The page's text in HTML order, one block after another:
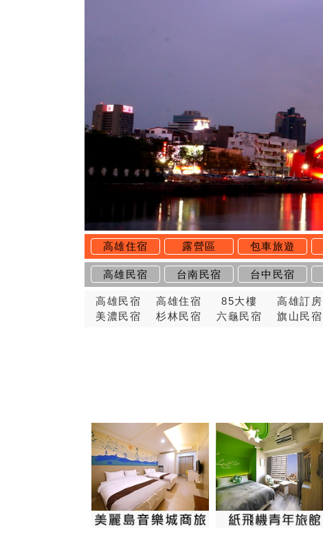
高雄住宿 露營區 包車旅遊
高雄民宿 台南民宿 台中民宿
高雄民宿 高雄住宿 85大樓 高雄訂房
美濃民宿
杉林民宿 六龜民宿 旗山民宿